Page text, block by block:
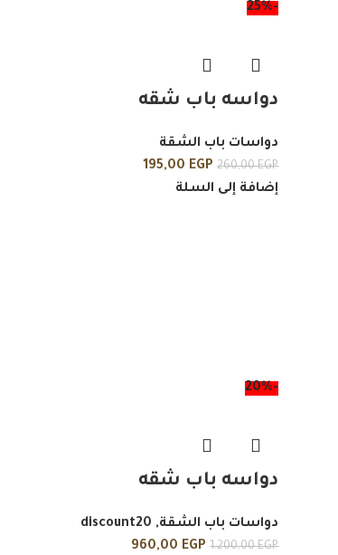
-25%
دواسه باب شقه
دواسات باب الشقة
260,00EGP
195,00 EGP
إضافة إلى السلة
-20%
دواسه باب شقه
دواسات باب الشقة,
discount20
1.200,00EGP
960,00 EGP